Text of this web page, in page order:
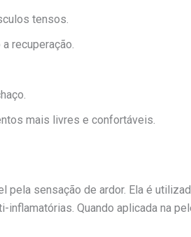
tensos.
recuperação.
mais livres e confortáveis.
sensação de ardor. Ela é
Quando aplicada na